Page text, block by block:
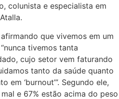
colunista e especialista em
que vivemos em um
tivemos tanta
cujo setor vem faturando
tanto da saúde quanto
em ‘burnout’”. Segundo ele,
e 67% estão acima do peso